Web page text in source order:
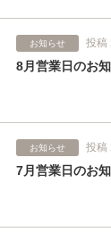
お知らせ 投稿
8月営業日のお
お知らせ 投稿
7月営業日のお